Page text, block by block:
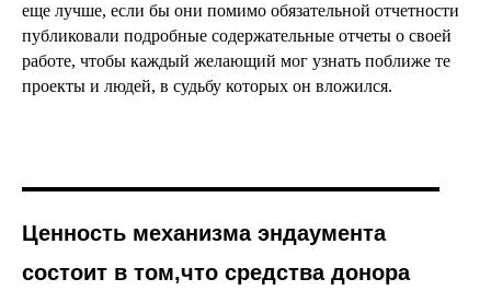
еще лучше, если бы они помимо обязательной отчетности
публиковали подробные содержательные отчеты о своей
работе, чтобы каждый желающий мог узнать поближе те
проекты и людей, в судьбу которых он вложился.
Ценность механизма эндаумента
состоит в том,что средства донора